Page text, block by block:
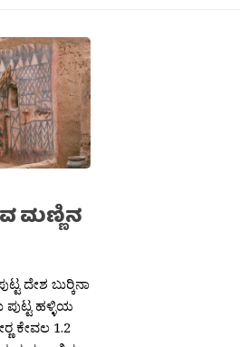
ಮಣ್ಣಿನ
ದೇಶ ಬುರ‍್ಕಿನಾ
ಪುಟ್ಟ ಹಳ್ಳಿಯ
ಕೇವಲ 1.2